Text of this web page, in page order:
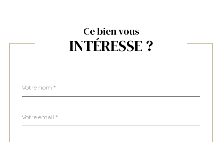
Ce bien vous
INTÉRESSE ?
par
*
*